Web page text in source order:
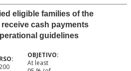
eligible families of the
cash payments
guidelines
At least